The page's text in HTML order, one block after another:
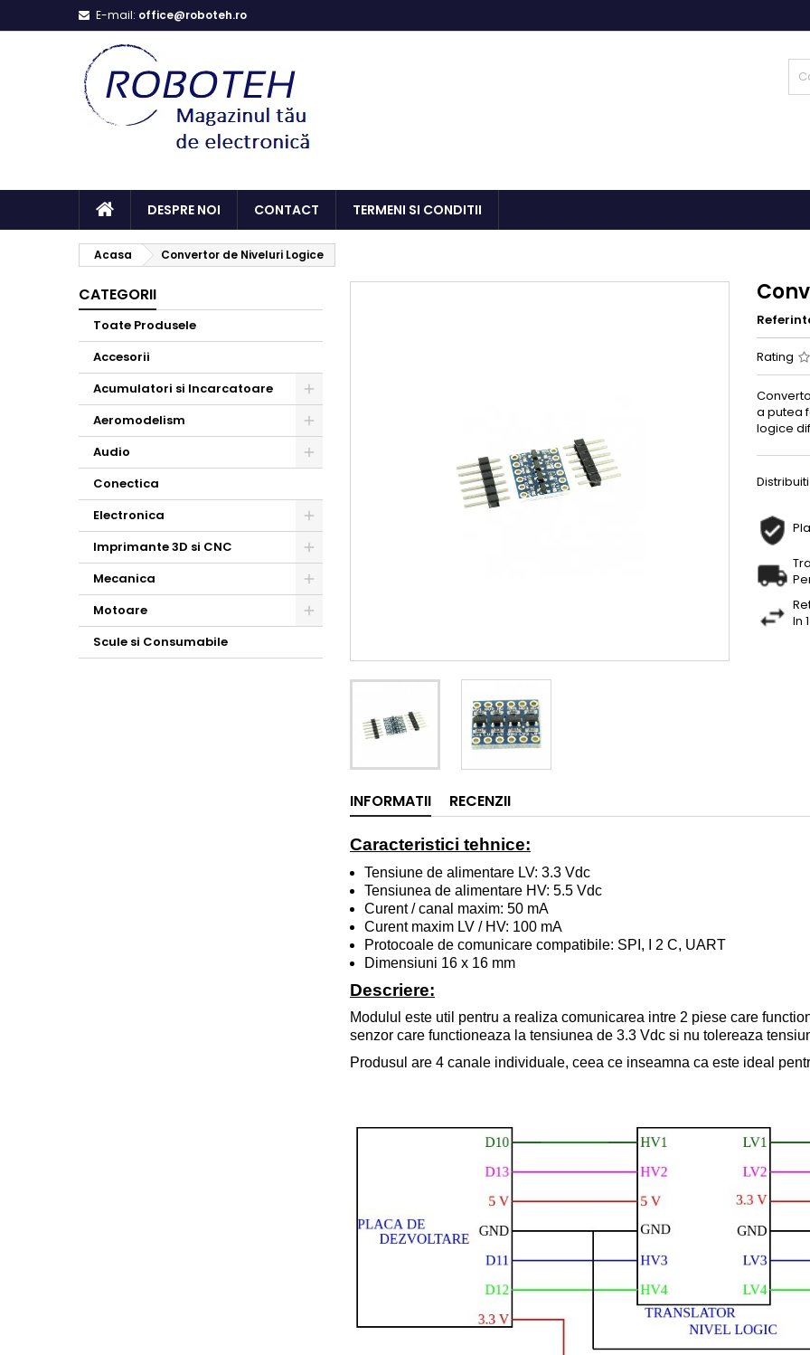
E-mail: office@roboteh.ro
DESPRE NOI CONTACT TERMENI SI CONDITII
Acasa Convertor de Niveluri Logice
CATEGORII
Toate Produsele
Accesorii
Acumulatori si Incarcatoare
Aeromodelism
Audio
Conectica
Electronica
Imprimante 3D si CNC
Mecanica
Motoare
Scule si Consumabile
Rating
a putea
logice
Distribuiti
In
INFORMATII RECENZII
Caracteristici tehnice:
Tensiune de alimentare LV: 3.3 Vdc
Tensiunea de alimentare HV: 5.5 Vdc
Curent / canal maxim: 50 mA
Curent maxim LV / HV: 100 mA
Protocoale de comunicare compatibile: SPI, I 2 C, UART
Dimensiuni 16 x 16 mm
Descriere:
Modulul este util pentru a realiza comunicarea intre 2 piese care
senzor care functioneaza la tensiunea de 3.3 Vdc si nu tolereaza
Produsul are 4 canale individuale, ceea ce inseamna ca este ideal